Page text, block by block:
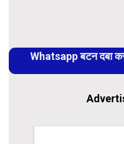
Reading
Whatsapp बटन दबा